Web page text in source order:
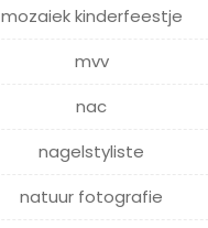
mozaiek kinderfeestje
mvv
nac
nagelstyliste
natuur fotografie